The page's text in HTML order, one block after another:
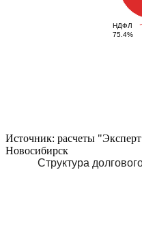
НДФЛ
75.4%
Источник: расчеты
Новосибирск
Структура